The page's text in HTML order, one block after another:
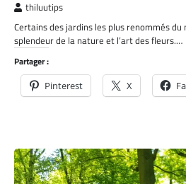
thiluutips
Certains des jardins les plus renommés
splendeur de la nature et l’art des fleurs.…
Partager :
Pinterest X